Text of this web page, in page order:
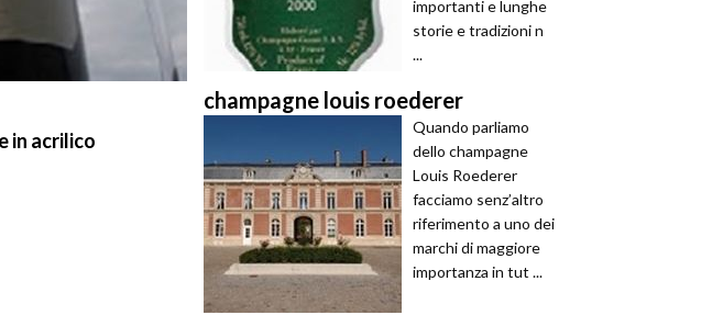
in acrilico
importanti e lunghe
storie e tradizioni n
...
champagne louis roederer
Quando parliamo
dello champagne
Louis Roederer
facciamo senz’altro
riferimento a uno dei
marchi di maggiore
importanza in tut ...